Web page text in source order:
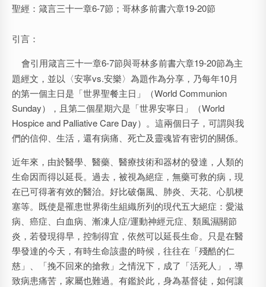
聖經：箴言三十一章6-7節；哥林多前書六章19-20節
引言：
會引用箴言三十一章6-7節與哥林多前書六章19-20節為主
題經文，並以〈安寧vs.安樂〉為題作為分享，乃每年10月
的第一個主日是「世界聖餐主日」（World Communion
Sunday），且第二個星期六是「世界安寧日」（World
Hospice and Palliative Care Day）。這兩個日子，可謂與我
們的信仰、生活，還有病痛、死亡及靈魂皆有密切的關係。
近年來，由於醫學、醫藥、醫療技術和器材的發達，人類的
生命因而得以延長。過去，被視為絕症，無藥可救的病，現
在已可得著有效的醫治。好比破傷風、肺炎、天花、心肌梗
塞等。既使是罹患世界衛生組織所列的現代五大絕症：愛滋
病、癌症、白血病、漸凍人症/運動神經元症、類風濕關節
炎，若發現得早，控制得宜，依然可以延長生命。只是在醫
學發達的今天，有時生命該盡的時候，往往在「殘酷的仁
慈」、「挽不回來的搶救」之情況下，成了「活死人」，導
致病患痛苦，家屬也難過。有鑑於此，身為基督徒，如何讓